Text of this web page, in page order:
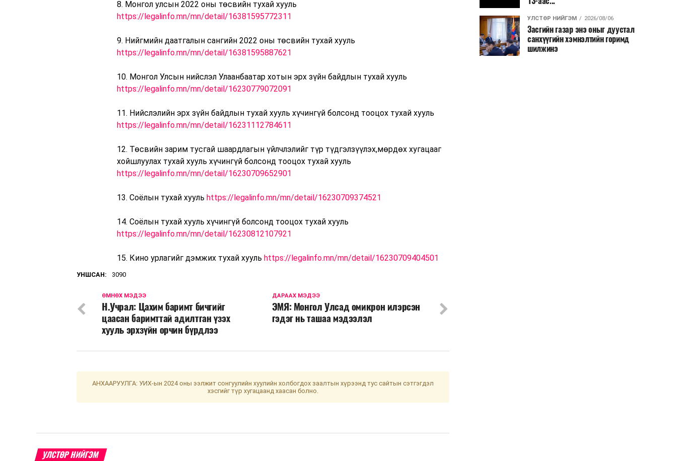
8. Монгол улсын 2022 оны төсвийн тухай хууль
https://legalinfo.mn/mn/detail/16381595772311
9. Нийгмийн даатгалын сангийн 2022 оны төсвийн тухай хууль
https://legalinfo.mn/mn/detail/16381595887621
10. Монгол Улсын нийслэл Улаанбаатар хотын эрх зүйн байдлын тухай хууль
https://legalinfo.mn/mn/detail/16230779072091
11. Нийслэлийн эрх зүйн байдлын тухай хууль хүчингүй болсонд тооцох тухай хууль
https://legalinfo.mn/mn/detail/16231112784611
12. Төсвийн зарим тусгай шаардлагын үйлчлэлийг түр түдгэлзүүлэх,мөрдөх хугацааг
хойшлуулах тухай хууль хүчингүй болсонд тооцох тухай хууль
https://legalinfo.mn/mn/detail/16230709652901
13. Соёлын тухай хууль https://legalinfo.mn/mn/detail/16230709374521
14. Соёлын тухай хууль хүчингүй болсонд тооцох тухай хууль
https://legalinfo.mn/mn/detail/16230812107921
15. Кино урлагийг дэмжих тухай хууль https://legalinfo.mn/mn/detail/16230709404501
УНШСАН: 3090
ДАРААХ МЭДЭЭ
ЭМЯ: Монгол Улсад омикрон илэрсэн
гэдэг нь ташаа мэдээлэл
ӨМНӨХ МЭДЭЭ
Н.Учрал: Цахим баримт бичгийг
цаасан баримттай адилтган үзэх
хууль эрхзүйн орчин бүрдлээ
АНХААРУУЛГА: УИХ-ын 2024 оны ээлжит сонгуулийн хуулийн холбогдох заалтын хүрээнд тус сайтын сэтгэгдэл
хэсгийг түр хугацаанд хаасан болно.
УЛСТӨР НИЙГЭМ
УЛСТӨР НИЙГЭМ 2026/08/06
Засгийн газар энэ оныг дуустал
санхүүгийн хэмнэлтийн горимд
шилжинэ